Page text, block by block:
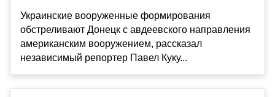
Украинские вооруженные формирования
обстреливают Донецк с авдеевского направления
американским вооружением, рассказал
независимый репортер Павел Куку...